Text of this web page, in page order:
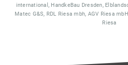
international, HandkeBau Dresden,
Matec G&S, RDL Riesa mbh, AGV Riesa
Riesa